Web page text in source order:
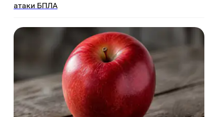
атаки БПЛА